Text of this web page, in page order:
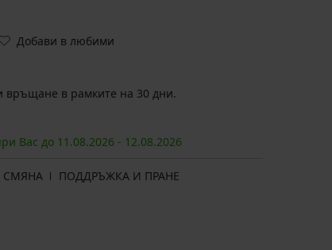
Добави в любими
връщане в рамките на 30 дни.
Вас до 11.08.2026 - 12.08.2026
СМЯНА
ПОДДРЪЖКА И ПРАНЕ